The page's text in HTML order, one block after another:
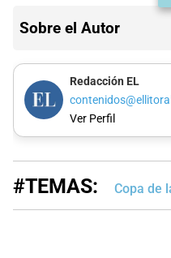
Sobre el Autor
Redacción EL
Ver Perfil
#TEMAS: Copa de